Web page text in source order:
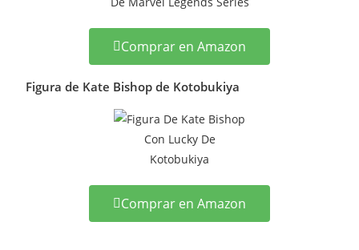
Comprar en Amazon
Figura de Kate Bishop de Kotobukiya
Comprar en Amazon